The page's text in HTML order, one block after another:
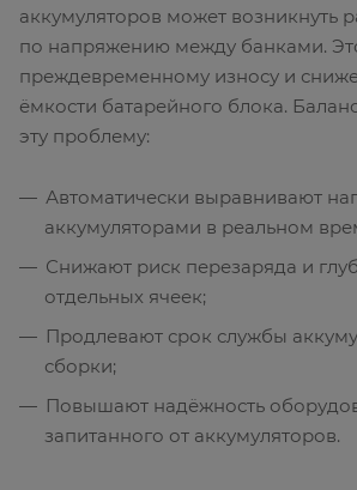
аккумуляторов может возникнуть
по напряжению между банками.
преждевременному износу и
ёмкости батарейного блока.
эту проблему:
Автоматически выравнивают
аккумуляторами в реальном
Снижают риск перезаряда и
отдельных ячеек;
Продлевают срок службы
сборки;
Повышают надёжность
запитанного от аккумуляторов.